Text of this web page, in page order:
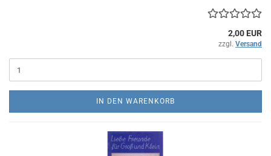
2,00 EUR
zzgl. Versand
IN DEN WARENKORB